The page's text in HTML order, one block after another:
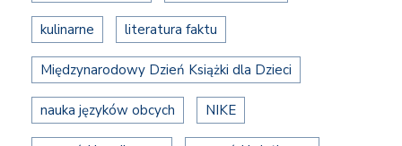
kulinarne literatura faktu
Międzynarodowy Dzień Książki dla Dzieci
nauka języków obcych NIKE